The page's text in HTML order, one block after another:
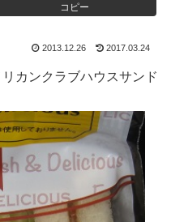
コピー
2013.12.26 2017.03.24
カンクラブハウスサンド